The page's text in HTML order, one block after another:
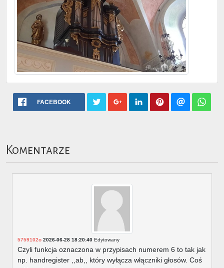
FACEBOOK
Komentarze
5759102o 2026-06-28 18:20:40 Edytowany
Czyli funkcja oznaczona w przypisach numerem 6 to tak jak
np. handregister ,,ab,, który wyłącza włączniki głosów. Coś